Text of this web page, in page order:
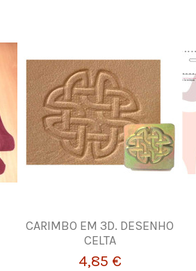
CARIMBO EM 3D. DESENHO
CELTA
4,85 €